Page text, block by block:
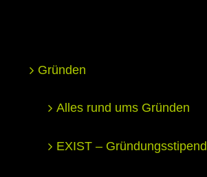
Gründen
Alles rund ums Gründen
EXIST –